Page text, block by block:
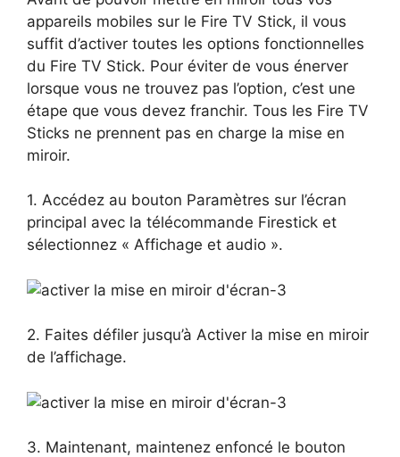
appareils mobiles sur le Fire TV Stick, il vous
suffit d’activer toutes les options fonctionnelles
du Fire TV Stick. Pour éviter de vous énerver
lorsque vous ne trouvez pas l’option, c’est une
étape que vous devez franchir. Tous les Fire TV
Sticks ne prennent pas en charge la mise en
miroir.
1. Accédez au bouton Paramètres sur l’écran
principal avec la télécommande Firestick et
sélectionnez « Affichage et audio ».
2. Faites défiler jusqu’à Activer la mise en miroir
de l’affichage.
3. Maintenant, maintenez enfoncé le bouton